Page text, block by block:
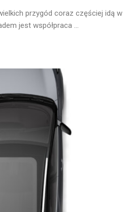
przygód coraz częściej idą w
jest współpraca ...